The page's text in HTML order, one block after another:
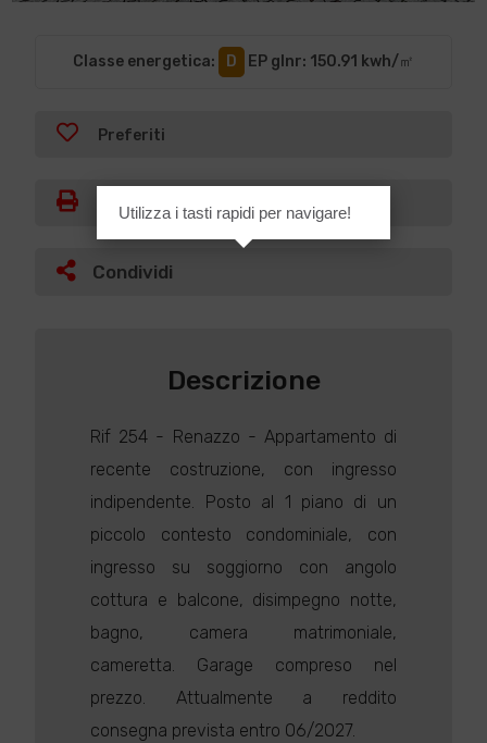
Classe energetica: D EP glnr: 150.91 kwh/㎡
Preferiti
Stampa
Condividi
Descrizione
Rif 254 - Renazzo - Appartamento di
recente costruzione, con ingresso
indipendente. Posto al 1 piano di un
piccolo contesto condominiale, con
ingresso su soggiorno con angolo
cottura e balcone, disimpegno notte,
bagno, camera matrimoniale,
cameretta. Garage compreso nel
prezzo. Attualmente a reddito
consegna prevista entro 06/2027.
Utilizza i tasti rapidi per navigare!